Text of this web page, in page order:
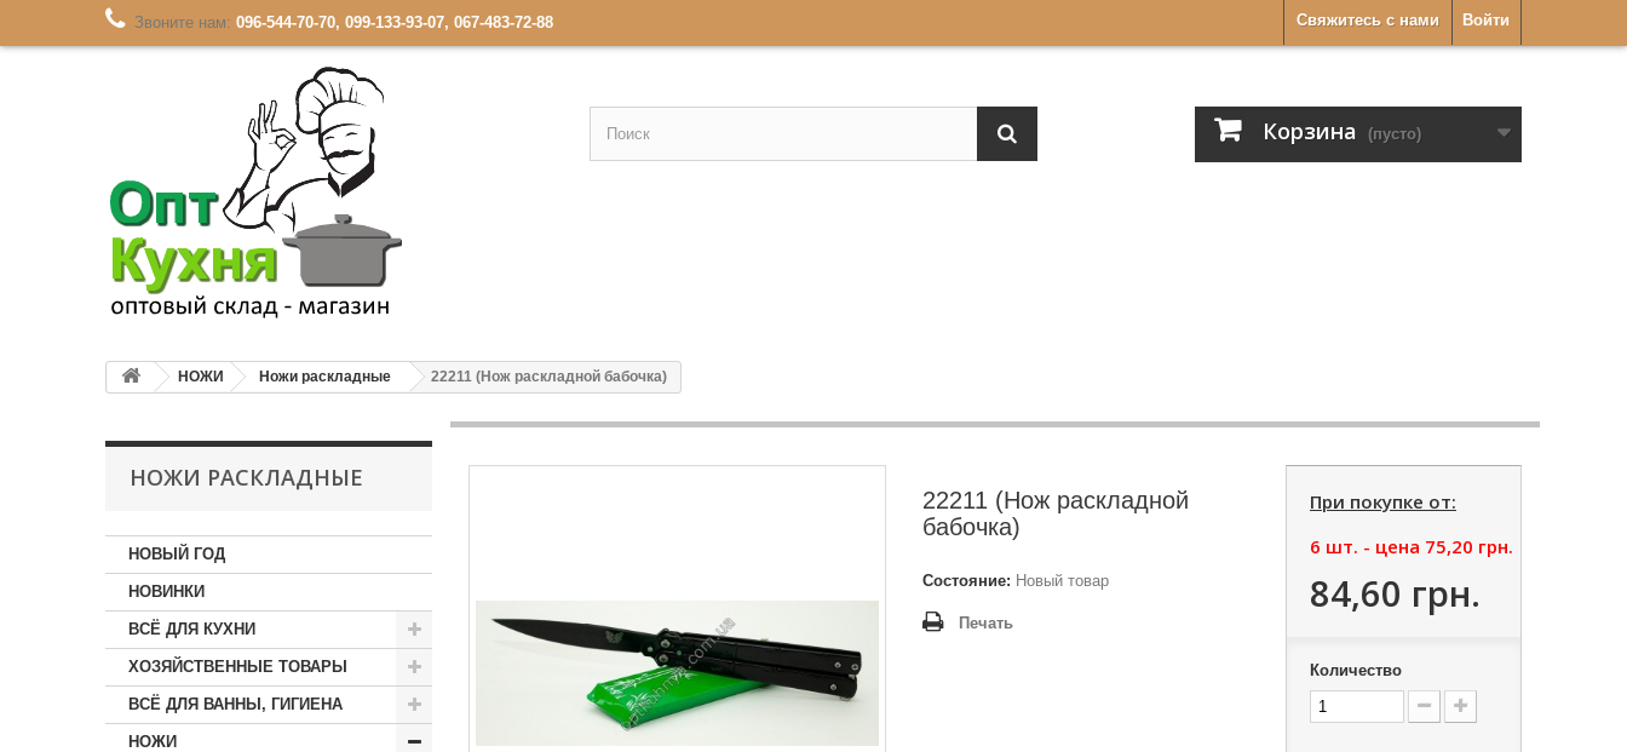
Войти
Свяжитесь с нами
Звоните нам: 096-544-70-70, 099-133-93-07, 067-483-72-88
Корзина (пусто)
НОЖИ Ножи раскладные 22211 (Нож раскладной бабочка)
НОЖИ РАСКЛАДНЫЕ
НОВЫЙ ГОД
НОВИНКИ
ВСЁ ДЛЯ КУХНИ
ХОЗЯЙСТВЕННЫЕ ТОВАРЫ
ВСЁ ДЛЯ ВАННЫ, ГИГИЕНА
НОЖИ
22211 (Нож раскладной
бабочка)
Состояние: Новый товар
Печать
При покупке от:
6 шт. - цена 75,20 грн.
84,60 грн.
Количество